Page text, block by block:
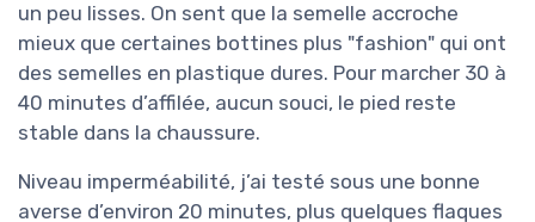
un peu lisses. On sent que la semelle accroche
mieux que certaines bottines plus "fashion" qui ont
des semelles en plastique dures. Pour marcher 30 à
40 minutes d’affilée, aucun souci, le pied reste
stable dans la chaussure.
Niveau imperméabilité, j’ai testé sous une bonne
averse d’environ 20 minutes, plus quelques flaques